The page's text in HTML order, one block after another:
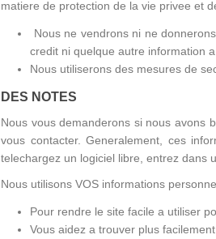
matiere de protection de la vie privee et
Nous ne vendrons ni ne
credit ni quelque autre information
Nous utiliserons des mesures de
DES NOTES
Nous vous demanderons si nous avons
vous contacter. Generalement, ces
telechargez un logiciel libre, entrez dans
Nous utilisons VOS informations
Pour rendre le site facile a utiliser
Vous aidez a trouver plus